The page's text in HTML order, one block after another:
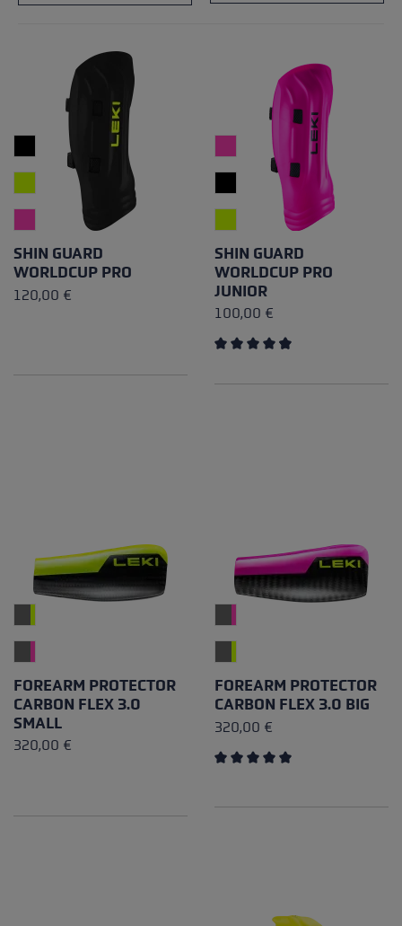
SHIN GUARD
WORLDCUP PRO
120,00 €
SHIN GUARD
WORLDCUP PRO
JUNIOR
100,00 €
FOREARM PROTECTOR
CARBON FLEX 3.0
SMALL
320,00 €
FOREARM PROTECTOR
CARBON FLEX 3.0 BIG
320,00 €